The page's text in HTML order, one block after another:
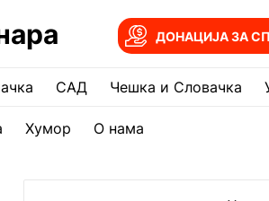
ДОНАЦИЈА ЗА
САД Чешка и Словачка
Хумор О нама